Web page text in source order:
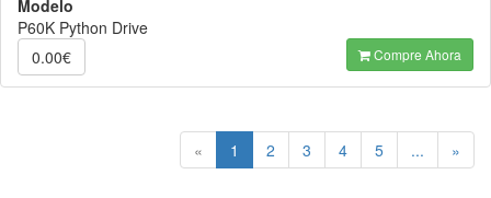
Modelo
P60K Python Drive
0.00€
Compre Ahora
« 1 (current)
2 3 4 5 ... »